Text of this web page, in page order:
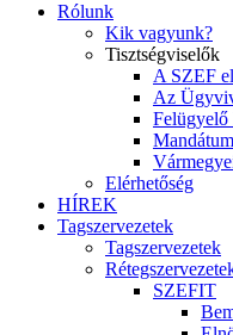
Rólunk
Kik vagyunk?
Tisztségviselők
A SZEF
Az
Felügyelő
Elérhetőség
HÍREK
Tagszervezetek
Tagszervezetek
SZEFIT